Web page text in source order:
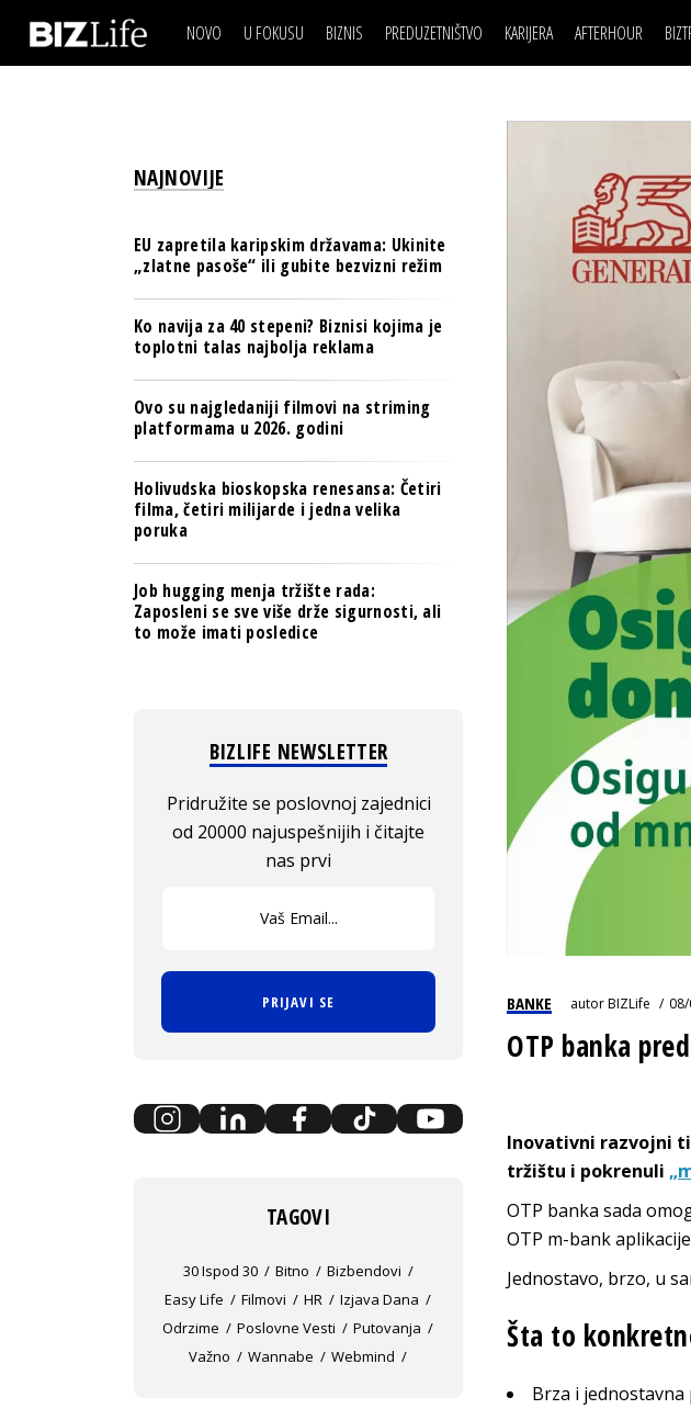
NOVO U FOKUSU BIZNIS
BANKE
OSIGURANJE
TECH I AI
BIZNIS & SPORT
PULS REGIONA
NOVO NA RAFU
PREDUZETNIŠTVO KARIJERA
MOJ UGAO
USAVRŠAVANJE
KNOW-HOW
AFTERHOUR
AUTO SVET
STIL
WELLBEING
IZJAVA DANABIZNIS SCENA
BREND I KOMUNIKACIJE
OSIGURANJE
TECH I AI
PULS REGIONA
POSAO
MOJ UGAO
KNOW-HOW
FILM I SCENA
AUTO SVET
WELLBEING
BANKE autorBIZLife
OTP banka
Inovativni razvojni
tržištu i pokrenuli
OTP banka sada
OTP m-bank
Jednostavo, brzo, u
Šta to
Brza i
NAJNOVIJE
EU zapretila karipskim državama: Ukinite
„zlatne pasoše“ ili gubite bezvizni režim
Ko navija za 40 stepeni? Biznisi kojima je
toplotni talas najbolja reklama
Ovo su najgledaniji filmovi na striming
platformama u 2026. godini
Holivudska bioskopska renesansa: Četiri
filma, četiri milijarde i jedna velika
poruka
Job hugging menja tržište rada:
Zaposleni se sve više drže sigurnosti, ali
to može imati posledice
BIZLIFE NEWSLETTER
Pridružite se poslovnoj zajednici
od 20000 najuspešnijih i čitajte
nas prvi
PRIJAVI SE
TAGOVI
30 Ispod 30 Bitno
Bizbendovi
Easy Life
Filmovi HR
Izjava Dana
Odrzime
Poslovne Vesti
Putovanja
Važno
Wannabe Webmind